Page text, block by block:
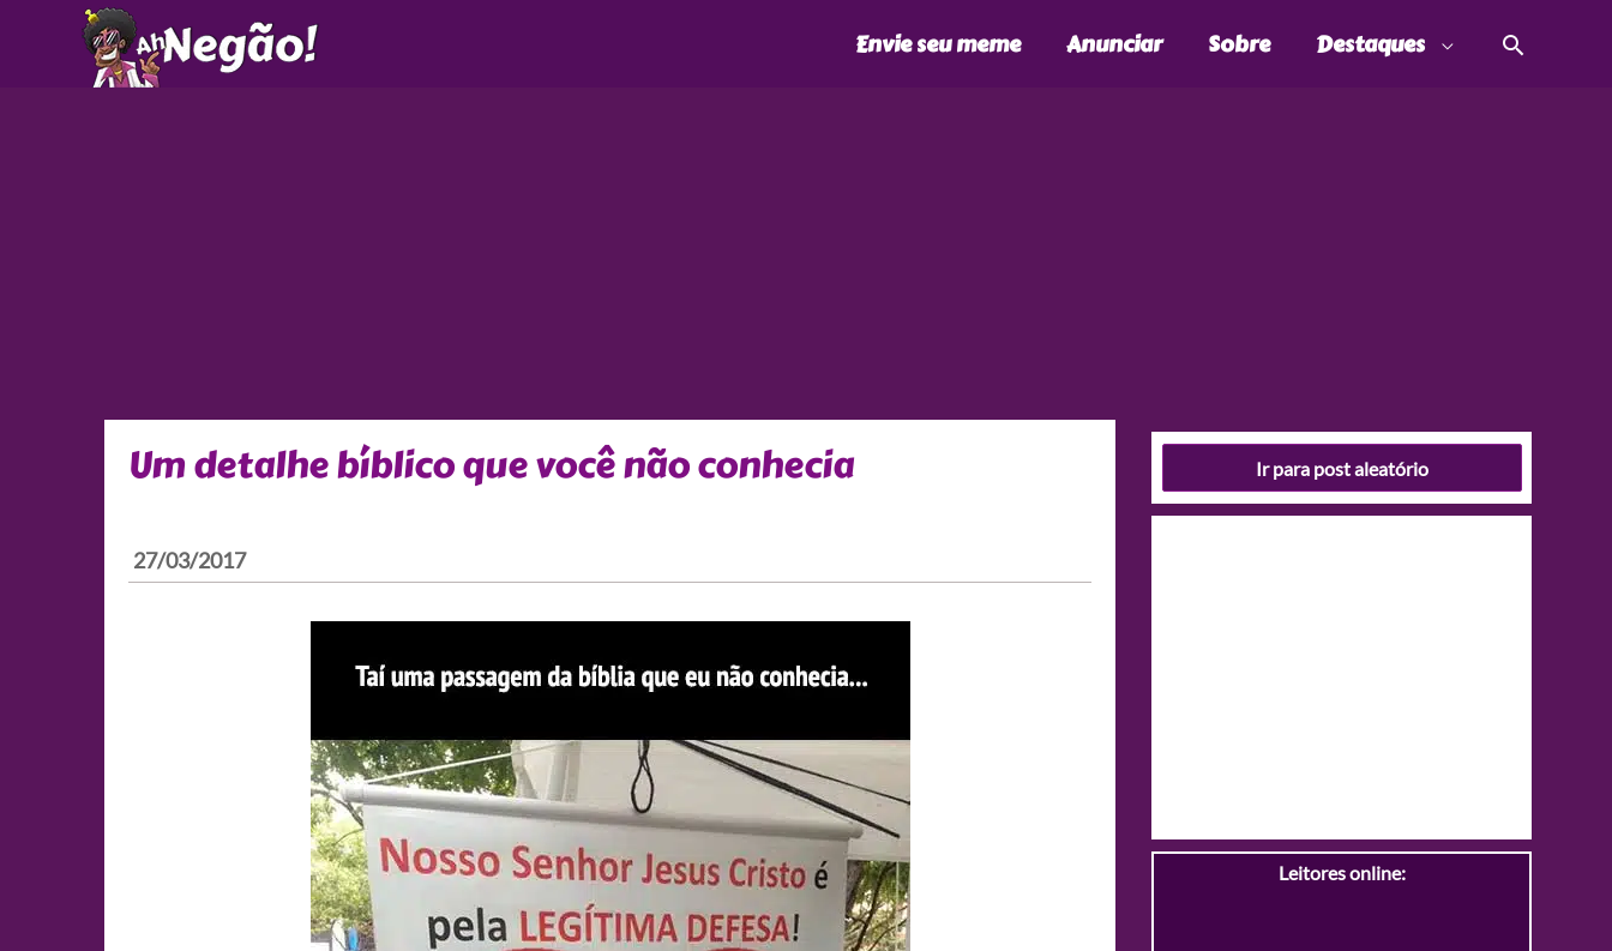
Envie seu meme Anunciar Sobre Destaques
Um detalhe bíblico que você não conhecia
27/03/2017
Ir para post aleatório
Leitores online: